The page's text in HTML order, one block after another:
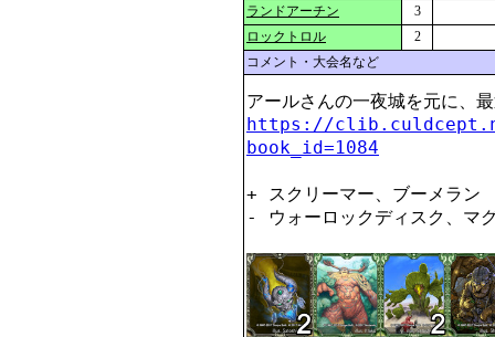
ランドアーチン
3
ロックトロル
2
コメント・大会名など
https://
book_id=1084
+ スクリーマー、ブーメラン
- ウォーロックディスク、マ